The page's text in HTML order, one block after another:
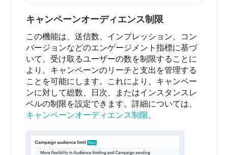
キャンペーンオーディエンス制限
この機能は、送信数、インプレッション、コン
バージョンなどのエンゲージメント指標に基づ
いて、受け取るユーザーの数を制限することに
より、キャンペーンのリーチと支出を管理する
ことを可能にします。これにより、キャンペー
ンに対して総数、日次、またはインスタンスレ
ベルの制限を設定できます。詳細については、
キャンペーンオーディエンス制限。